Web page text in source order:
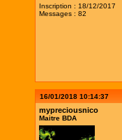
Inscription : 18/12/2017
Messages : 82
16/01/2018 10:14:37
mypreciousnico
Maitre BDA